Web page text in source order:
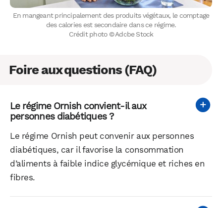
En mangeant principalement des produits végétaux, le comptage
des calories est secondaire dans ce régime.
Crédit photo © Adobe Stock
Foire aux questions (FAQ)
Le régime Ornish convient-il aux
personnes diabétiques ?
Le régime Ornish peut convenir aux personnes
diabétiques, car il favorise la consommation
d’aliments à faible indice glycémique et riches en
fibres.